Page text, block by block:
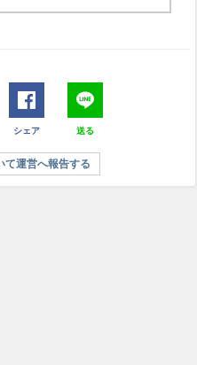
シェア 送る
運営へ報告する